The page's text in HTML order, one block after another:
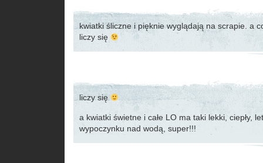
kwiatki śliczne i pięknie wyglądają na scrapie. a
liczy się
liczy się
a kwiatki świetne i całe LO ma taki lekki, ciepły,
wypoczynku nad wodą, super!!!